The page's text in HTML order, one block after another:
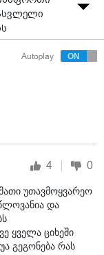
ნაწილით
Autoplay
4 0
უთავმოყვარეო
და
ყველა ციხეში
გეგონება რას